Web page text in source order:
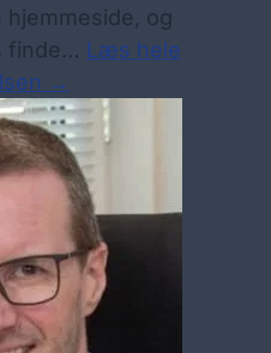
og
finde… Læs hele
→